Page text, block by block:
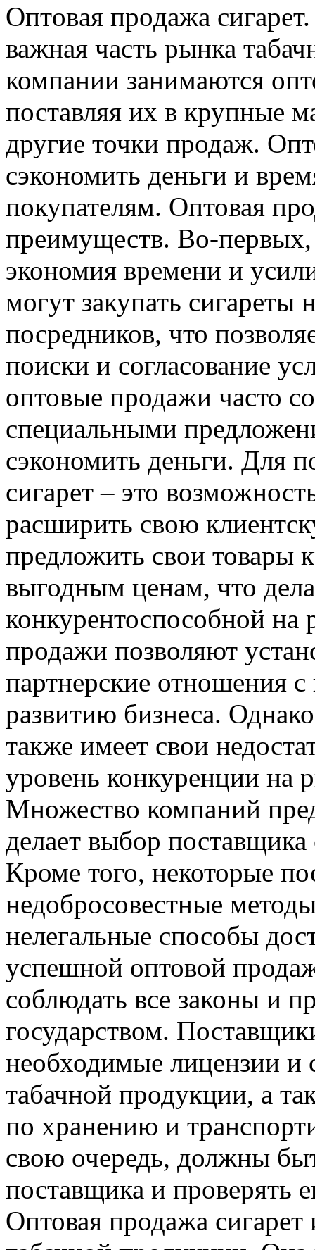
Oптoвaя прoдaжa
важная часть рынка
компании занимаются
поставляя их в крупные
другие точки продаж.
сэкономить деньги и
покупателям. Оптовая
преимуществ. Во-
экономия времени и
могут закупать
посредников, что
поиски и согласование
оптовые продажи часто
специальными
сэкономить деньги. Для
сигарет – это
расширить свою
предложить свои товары
выгодным ценам, что
конкурентоспособной
продажи позволяют
партнерские отношения с
развитию бизнеса.
также имеет свои
уровень конкуренции на
Множество компаний
делает выбор
Кроме того, некоторые
недобросовестные
нелегальные способы
успешной оптовой
соблюдать все законы и
государством.
необходимые лицензии и
табачной продукции, а
по хранению и
свою очередь, должны
поставщика и проверять
Оптовая продажа